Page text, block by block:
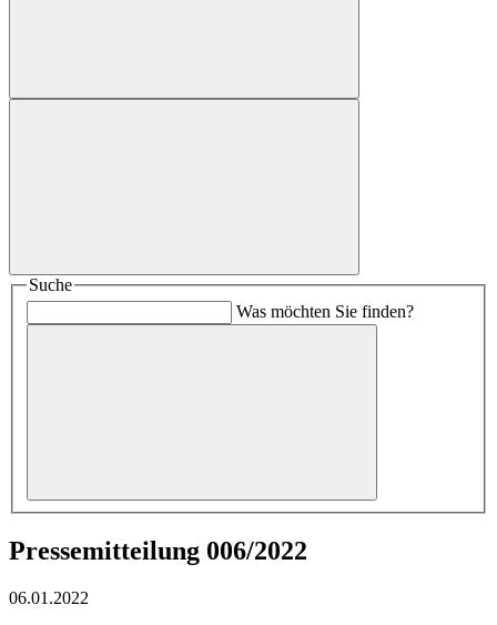
Suche
Was möchten Sie finden?
Pressemitteilung 006/2022
06.01.2022